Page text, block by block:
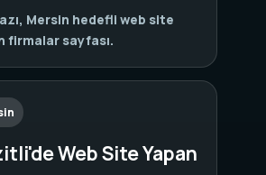
Mersin hedefli web site
firmalar sayfası.
Web Site Yapan